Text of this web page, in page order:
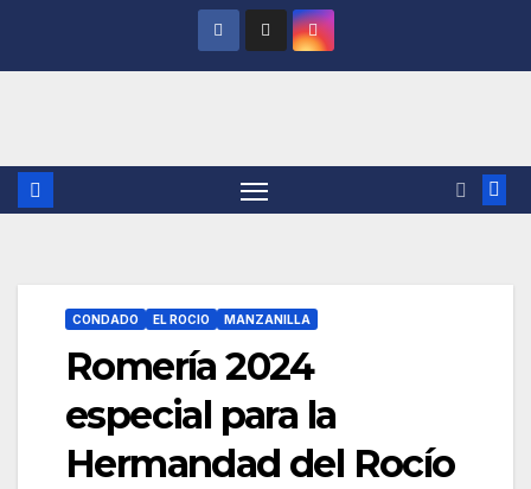
CONDADO EL ROCIO MANZANILLA
Romería 2024
especial para la
Hermandad del Rocío